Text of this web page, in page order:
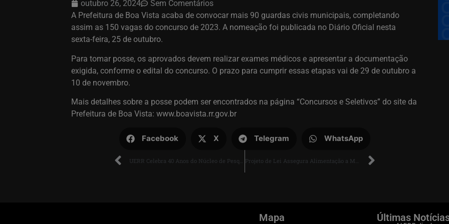
outubro 26, 2024
Sem Comentários
A Prefeitura de Boa Vista acaba de convocar mais 90 guardas civis municipais, completando
assim as 150 vagas do concurso de 2023. A nomeação foi publicada no Diário Oficial nesta
sexta-feira, 25 de outubro.
Para tomar posse, os aprovados devem realizar exames médicos e apresentar a documentação
exigida, conforme o edital do concurso. O prazo para cumprir essas etapas vai de 29 de outubro a
10 de novembro.
Mais detalhes sobre a posse podem ser encontrados na página “Concursos e Seletivos” do site da
Prefeitura de Boa Vista: www.boavista.rr.gov.br
Facebook X Telegram WhatsApp
UERR Celebra 40 Anos do Núcleo de Pesquisa de Roraima com Palestra e Homenagem ao Prof. Dr. Reinaldo Imbrozio Projeto de Lei Assegura Alimentação a Mulheres Atingidas por Violência Doméstica
Mapa Últimas